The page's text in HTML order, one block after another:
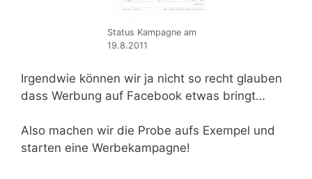
Status Kampagne am
19.8.2011
Irgendwie können wir ja nicht so recht glauben
dass Werbung auf Facebook etwas bringt…
Also machen wir die Probe aufs Exempel und
starten eine Werbekampagne!